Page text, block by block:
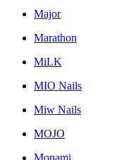
Major
Marathon
MiLK
MIO Nails
Miw Nails
MOJO
Monami